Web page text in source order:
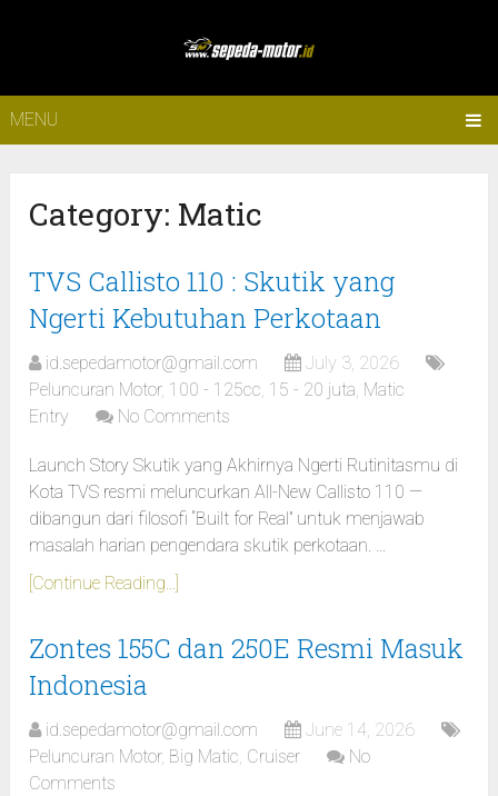
MENU
Category: Matic
TVS Callisto 110 : Skutik yang
Ngerti Kebutuhan Perkotaan
id.sepedamotor@gmail.com
July 3, 2026
Peluncuran Motor, 100 - 125cc, 15 - 20 juta, Matic
Entry
No Comments
Launch Story Skutik yang Akhirnya Ngerti Rutinitasmu di
Kota TVS resmi meluncurkan All-New Callisto 110 —
dibangun dari filosofi “Built for Real” untuk menjawab
masalah harian pengendara skutik perkotaan. …
[Continue Reading...]
Zontes 155C dan 250E Resmi Masuk
Indonesia
id.sepedamotor@gmail.com
June 14, 2026
Peluncuran Motor, Big Matic, Cruiser
No
Comments